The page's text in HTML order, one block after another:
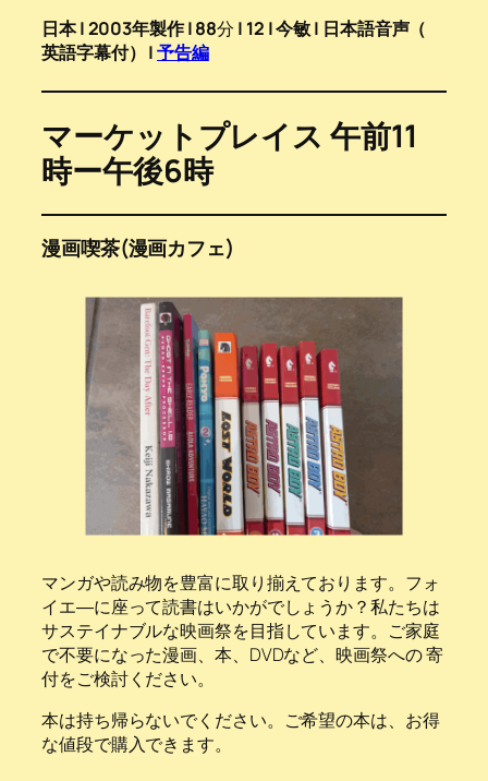
日本 | 2003年製作 | 88分 | 12 | 今敏 | 日本語音声（
英語字幕付） |予告編
マーケットプレイス 午前11
時ー午後6時
漫画喫茶(漫画カフェ)
マンガや読み物を豊富に取り揃えております。フォ
イエ―に座って読書はいかがでしょうか？私たちは
サステイナブルな映画祭を目指しています。ご家庭
で不要になった漫画、本、DVDなど、映画祭への 寄
付をご検討ください。
本は持ち帰らないでください。ご希望の本は、お得
な値段で購入できます。